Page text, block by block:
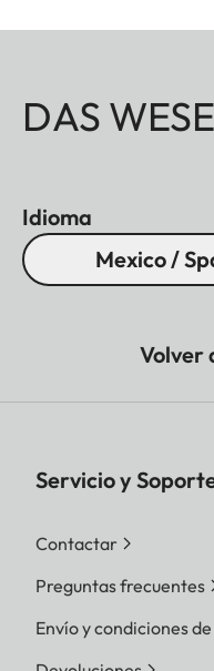
DAS
Idioma
Mexico /
Volver
Servicio y
Contactar
Preguntas frecuentes
Envío y condiciones